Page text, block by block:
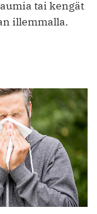
tai kengät
illemmalla.